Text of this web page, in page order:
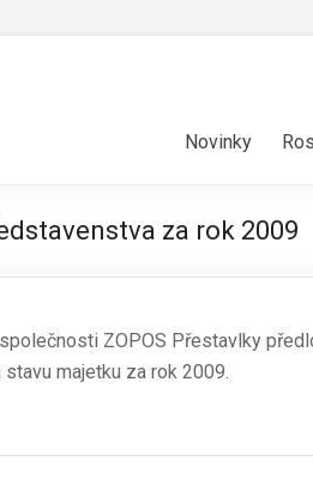
Novinky
za rok 2009
ZOPOS Přestavlky
majetku za rok 2009.